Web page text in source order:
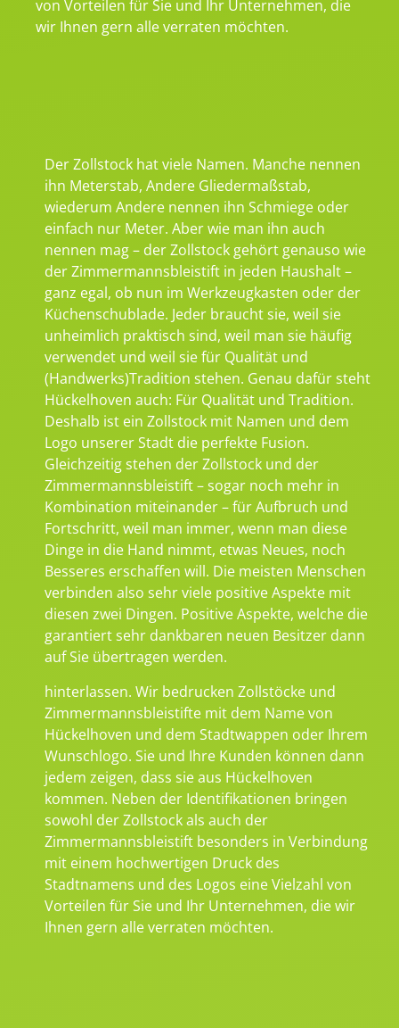
von Vorteilen für Sie und Ihr Unternehmen, die
wir Ihnen gern alle verraten möchten.
Der Zollstock hat viele Namen. Manche nennen
ihn Meterstab, Andere Gliedermaßstab,
wiederum Andere nennen ihn Schmiege oder
einfach nur Meter. Aber wie man ihn auch
nennen mag – der Zollstock gehört genauso wie
der Zimmermannsbleistift in jeden Haushalt –
ganz egal, ob nun im Werkzeugkasten oder der
Küchenschublade. Jeder braucht sie, weil sie
unheimlich praktisch sind, weil man sie häufig
verwendet und weil sie für Qualität und
(Handwerks)Tradition stehen. Genau dafür steht
Hückelhoven auch: Für Qualität und Tradition.
Deshalb ist ein Zollstock mit Namen und dem
Logo unserer Stadt die perfekte Fusion.
Gleichzeitig stehen der Zollstock und der
Zimmermannsbleistift – sogar noch mehr in
Kombination miteinander – für Aufbruch und
Fortschritt, weil man immer, wenn man diese
Dinge in die Hand nimmt, etwas Neues, noch
Besseres erschaffen will. Die meisten Menschen
verbinden also sehr viele positive Aspekte mit
diesen zwei Dingen. Positive Aspekte, welche die
garantiert sehr dankbaren neuen Besitzer dann
auf Sie übertragen werden.
hinterlassen. Wir bedrucken Zollstöcke und
Zimmermannsbleistifte mit dem Name von
Hückelhoven und dem Stadtwappen oder Ihrem
Wunschlogo. Sie und Ihre Kunden können dann
jedem zeigen, dass sie aus Hückelhoven
kommen. Neben der Identifikationen bringen
sowohl der Zollstock als auch der
Zimmermannsbleistift besonders in Verbindung
mit einem hochwertigen Druck des
Stadtnamens und des Logos eine Vielzahl von
Vorteilen für Sie und Ihr Unternehmen, die wir
Ihnen gern alle verraten möchten.